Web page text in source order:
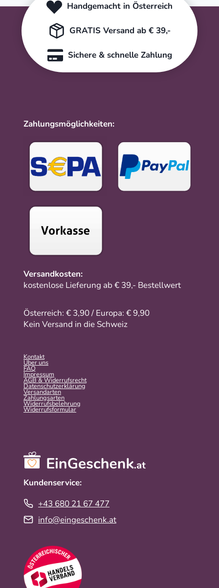
Handgemacht in Österreich
GRATIS Versand ab € 39,-
Sichere & schnelle Zahlung
Zahlungsmöglichkeiten:
Versandkosten:
kostenlose Lieferung ab € 39,- Bestellwert
Österreich: € 3,90 / Europa: € 9,90
Kein Versand in die Schweiz
Kontakt
Über uns
FAQ
Impressum
AGB & Widerrufsrecht
Datenschutzerklärung
Versandarten
Zahlungsarten
Widerrufsbelehrung
Widerrufs­formular
Kundenservice:
+43 680 21 67 477
info@eingeschenk.at